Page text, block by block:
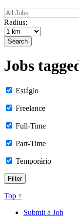
Radius:
Search
Jobs
Estágio
Freelance
Full-Time
Part-Time
Temporário
Top ↑
Submit a Job